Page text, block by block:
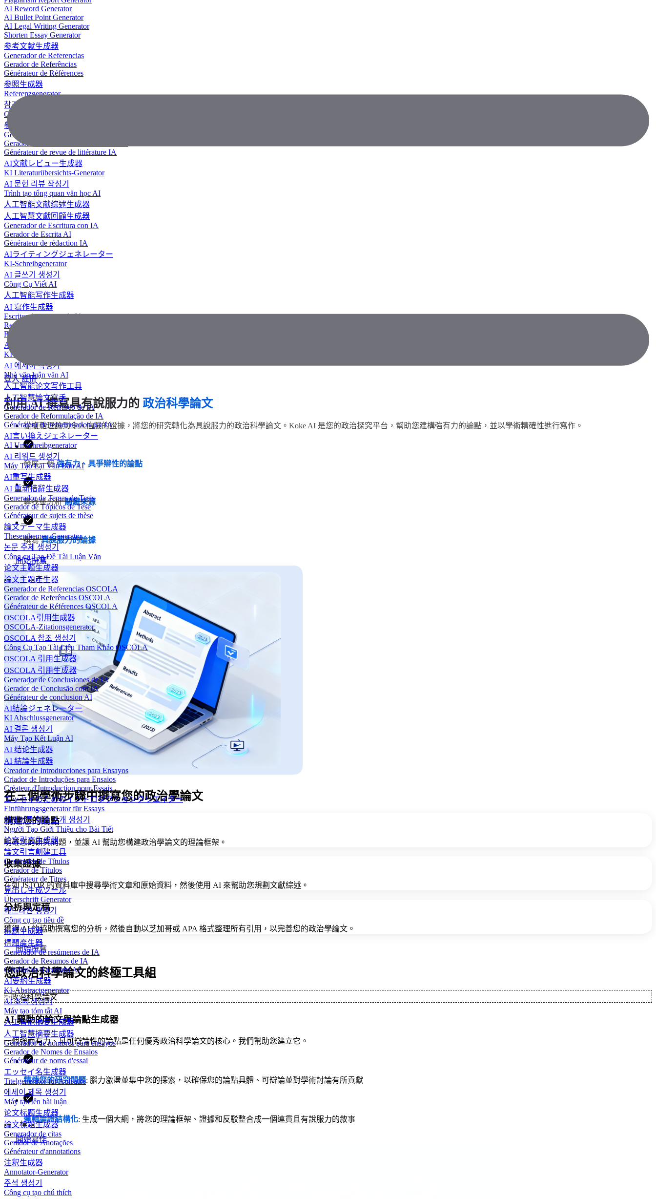
AI Reword Generator
AI Bullet Point Generator
AI Legal Writing Generator
Shorten Essay Generator
参考文献生成器
Generador de Referencias
Gerador de Referências
Générateur de Références
参照生成器
Referenzgenerator
참조 생성기
Công Cụ Tạo Tài Liệu Tham Khảo
參考文獻生成器
Generador de revisión literaria con IA
Gerador de Revisão de Literatura em IA
Générateur de revue de littérature IA
AI文献レビュー生成器
KI Literaturübersichts-Generator
AI 문헌 리뷰 작성기
Trình tạo tổng quan văn học AI
人工智能文献综述生成器
人工智慧文獻回顧生成器
Generador de Escritura con IA
Gerador de Escrita AI
Générateur de rédaction IA
AIライティングジェネレーター
KI-Schreibgenerator
AI 글쓰기 생성기
Công Cụ Viết AI
人工智能写作生成器
AI 寫作生成器
Escritor de ensayos de IA
Redator de ensaios com IA
Rédacteur d'essais IA
AIエッセイライター
KI Essay-Schreiber
AI 에세이 작성기
Nhà văn luận văn AI
人工智能论文写作工具
人工智慧論文寫手
Generador de Refraseo de IA
Gerador de Reformulação de IA
Générateur de reformulation par IA
AI言い換えジェネレーター
AI Umschreibgenerator
AI 리워드 생성기
Máy Tạo Lại Văn Bản AI
AI重写生成器
AI 重新措辭生成器
Generador de Temas de Tesis
Gerador de Tópicos de Tese
Générateur de sujets de thèse
論文テーマ生成器
Thesenthemen-Generator
논문 주제 생성기
Công cụ Tạo Đề Tài Luận Văn
论文主题生成器
論文主題產生器
Generador de Referencias OSCOLA
Gerador de Referências OSCOLA
Générateur de Références OSCOLA
OSCOLA引用生成器
OSCOLA-Zitationsgenerator
OSCOLA 참조 생성기
Công Cụ Tạo Tài Liệu Tham Khảo OSCOLA
OSCOLA 引用生成器
OSCOLA 引用生成器
Generador de Conclusiones de IA
Gerador de Conclusão com IA
Générateur de conclusion AI
AI結論ジェネレーター
KI Abschlussgenerator
AI 결론 생성기
Máy Tạo Kết Luận AI
AI 结论生成器
AI 結論生成器
Creador de Introducciones para Ensayos
Criador de Introduções para Ensaios
Créateur d'Introduction pour Essais
エッセイのためのイントロダクションクリエイター
Einführungsgenerator für Essays
에세이를 위한 소개 생성기
Người Tạo Giới Thiệu cho Bài Tiết
论文引言生成器
論文引言創建工具
Generador de Títulos
Gerador de Títulos
Générateur de Titres
見出し生成ツール
Überschrift Generator
헤드라인 생성기
Công cụ tạo tiêu đề
标题生成器
標題產生器
Generador de resúmenes de IA
Gerador de Resumos de IA
Générateur d'abstraits AI
AI要約生成器
KI-Abstractgenerator
AI 초록 생성기
Máy tạo tóm tắt AI
人工智能摘要生成器
人工智慧摘要生成器
Generador de nombres para ensayos
Gerador de Nomes de Ensaios
Générateur de noms d'essai
エッセイ名生成器
Titelgenerator für Aufsätze
에세이 제목 생성기
Máy tạo tên bài luận
论文标题生成器
論文標題生成器
Generador de citas
Gerador de Anotações
Générateur d'annotations
注釈生成器
Annotator-Generator
주석 생성기
Công cụ tạo chú thích
登入註冊
利用 AI 撰寫具有說服力的 政治科學論文
從複雜理論到令人信服的證據，將您的研究轉化為具說服力的政治科學論文。Koke AI 是您的政治探究平台，幫助您建構強有力的論點，並以學術精確性進行寫作。
發展一個強有力、具爭辯性的論點
尋找並分析關鍵來源
撰寫具說服力的論據
開始撰寫
在三個學術步驟中撰寫您的政治學論文
構建您的論點
明確您的研究問題，並讓 AI 幫助您構建政治學論文的理論框架。
收集證據
在如 JSTOR 的資料庫中搜尋學術文章和原始資料，然後使用 AI 來幫助您規劃文獻綜述。
分析與定稿
獲得 AI 的協助撰寫您的分析，然後自動以芝加哥或 APA 格式整理所有引用，以完善您的政治學論文。
開始撰寫
您政治科學論文的終極工具組
✨政治科學論文
AI 驅動的論文與論點生成器
一個強而有力、具可辯論性的論點是任何優秀政治科學論文的核心。我們幫助您建立它。
精煉您的研究問題: 腦力激盪並集中您的探索，以確保您的論點具體、可辯論並對學術討論有所貢獻
邏輯論證結構化: 生成一個大綱，將您的理論框架、證據和反駁整合成一個連貫且有說服力的敘事
開始寫作